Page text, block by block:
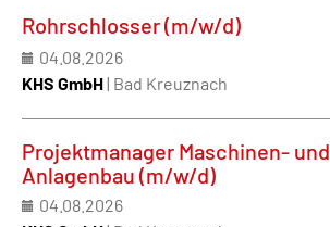
Rohrschlosser (m/w/d)
04.08.2026
KHS GmbH| Bad Kreuznach
Projektmanager Maschinen- und
Anlagenbau (m/w/d)
04.08.2026